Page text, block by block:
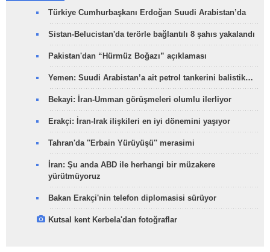
Türkiye Cumhurbaşkanı Erdoğan Suudi Arabistan’da
Sistan-Belucistan'da terörle bağlantılı 8 şahıs yakalandı
Pakistan'dan “Hürmüz Boğazı” açıklaması
Yemen: Suudi Arabistan’a ait petrol tankerini balistik…
Bekayi: İran-Umman görüşmeleri olumlu ilerliyor
Erakçi: İran-Irak ilişkileri en iyi dönemini yaşıyor
Tahran'da ''Erbain Yürüyüşü'' merasimi
İran: Şu anda ABD ile herhangi bir müzakere
yürütmüyoruz
Bakan Erakçi'nin telefon diplomasisi sürüyor
Kutsal kent Kerbela'dan fotoğraflar